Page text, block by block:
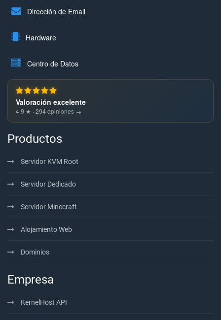
Dirección de Email
Hardware
Centro de Datos
Valoración excelente
4,9 ★ · 294 opiniones →
Productos
Servidor KVM Root
Servidor Dedicado
Servidor Minecraft
Alojamiento Web
Dominios
Empresa
KernelHost API